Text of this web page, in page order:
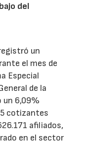
del
un
el mes de
Especial
de la
un 6,09%
cotizantes
afiliados,
en el sector